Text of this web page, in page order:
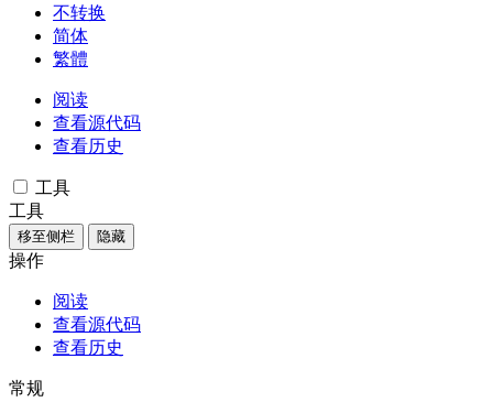
不转换
简体
繁體
阅读
查看源代码
查看历史
工具
工具
移至侧栏 隐藏
操作
阅读
查看源代码
查看历史
常规